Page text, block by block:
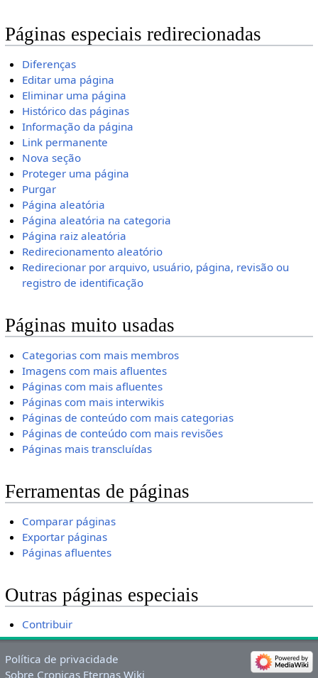
Páginas especiais redirecionadas
Diferenças
Editar uma página
Eliminar uma página
Histórico das páginas
Informação da página
Link permanente
Nova seção
Proteger uma página
Purgar
Página aleatória
Página aleatória na categoria
Página raiz aleatória
Redirecionamento aleatório
Redirecionar por arquivo, usuário, página, revisão ou
registro de identificação
Páginas muito usadas
Categorias com mais membros
Imagens com mais afluentes
Páginas com mais afluentes
Páginas com mais interwikis
Páginas de conteúdo com mais categorias
Páginas de conteúdo com mais revisões
Páginas mais transcluídas
Ferramentas de páginas
Comparar páginas
Exportar páginas
Páginas afluentes
Outras páginas especiais
Contribuir
Política de privacidade
Sobre Cronicas Eternas Wiki